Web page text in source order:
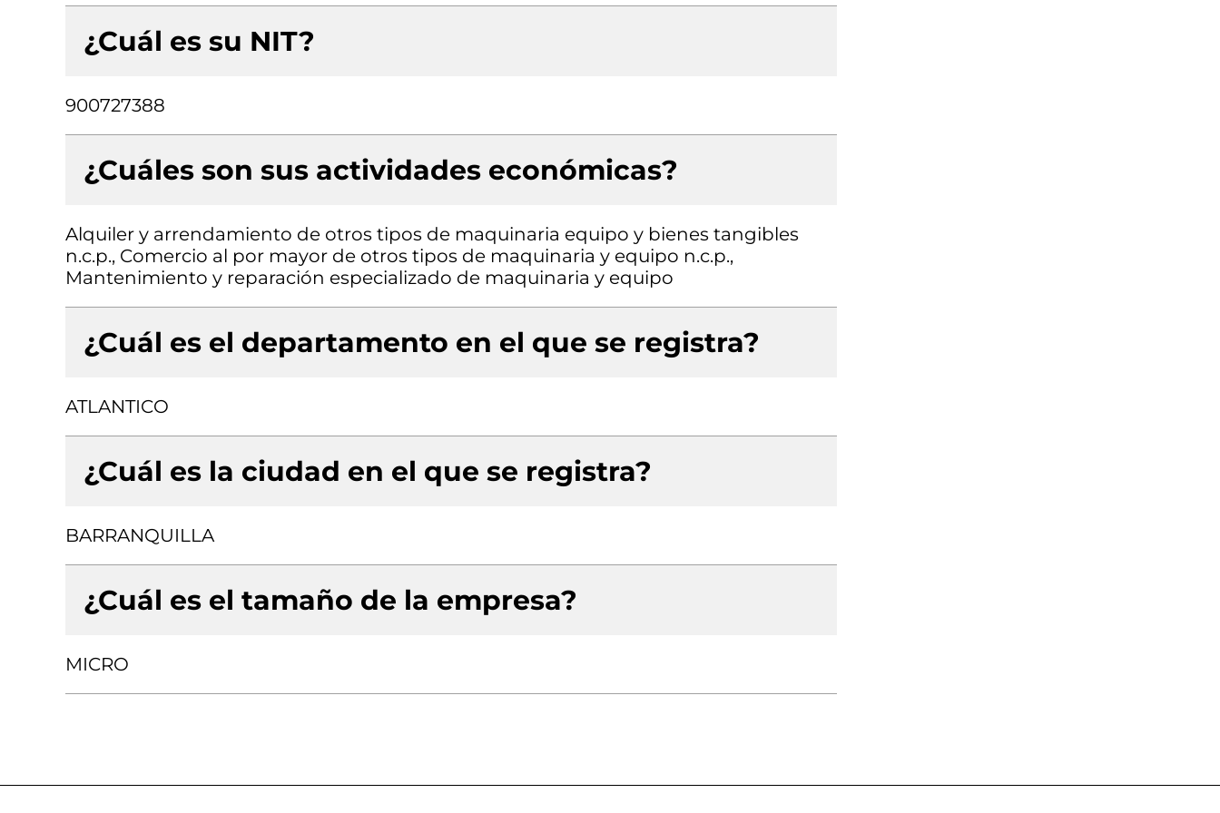
¿Cuál es su NIT?
900727388
¿Cuáles son sus actividades económicas?
Alquiler y arrendamiento de otros tipos de maquinaria equipo y bienes tangibles
n.c.p., Comercio al por mayor de otros tipos de maquinaria y equipo n.c.p.,
Mantenimiento y reparación especializado de maquinaria y equipo
¿Cuál es el departamento en el que se registra?
ATLANTICO
¿Cuál es la ciudad en el que se registra?
BARRANQUILLA
¿Cuál es el tamaño de la empresa?
MICRO